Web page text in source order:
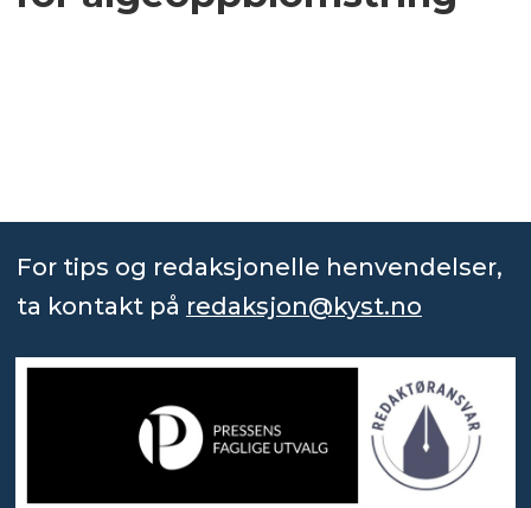
For tips og redaksjonelle henvendelser,
ta kontakt på redaksjon@kyst.no